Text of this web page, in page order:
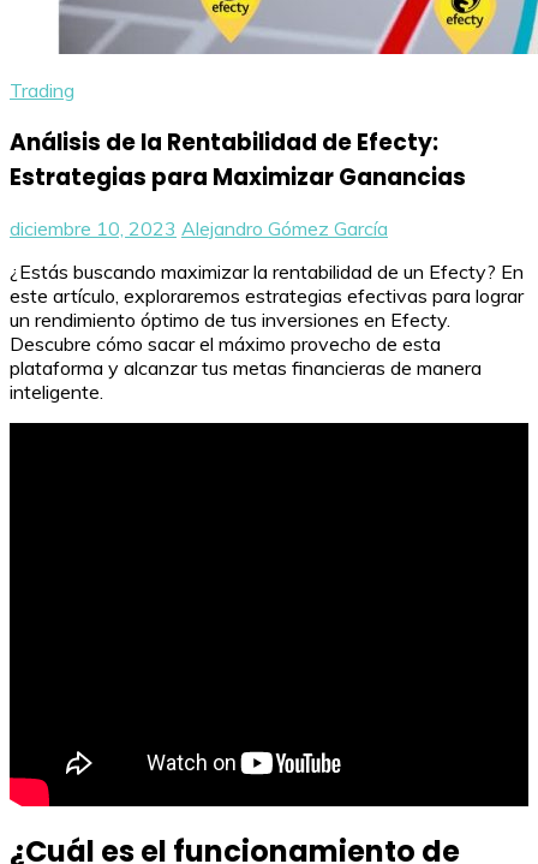
Trading
Análisis de la Rentabilidad de Efecty:
Estrategias para Maximizar Ganancias
diciembre 10, 2023 Alejandro Gómez García
¿Estás buscando maximizar la rentabilidad de un Efecty? En
este artículo, exploraremos estrategias efectivas para lograr
un rendimiento óptimo de tus inversiones en Efecty.
Descubre cómo sacar el máximo provecho de esta
plataforma y alcanzar tus metas financieras de manera
inteligente.
¿Cuál es el funcionamiento de